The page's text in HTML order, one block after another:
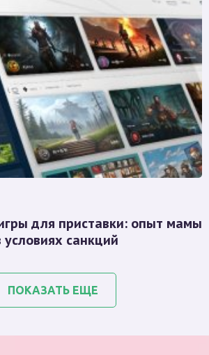
для приставки: опыт мамы
санкций
ПОКАЗАТЬ ЕЩЕ